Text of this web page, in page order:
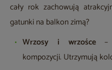
cały rok zachowują
gatunki na balkon zimą?
Wrzosy i wrzośce–
kompozycji. Utrzymują